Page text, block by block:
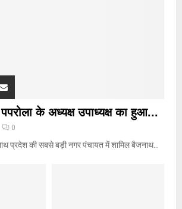
के अध्यक्ष उपाध्यक्ष का हुआ...
0
प्रदेश की सबसे बड़ी नगर पंचायत में शामिल बैजनाथ...